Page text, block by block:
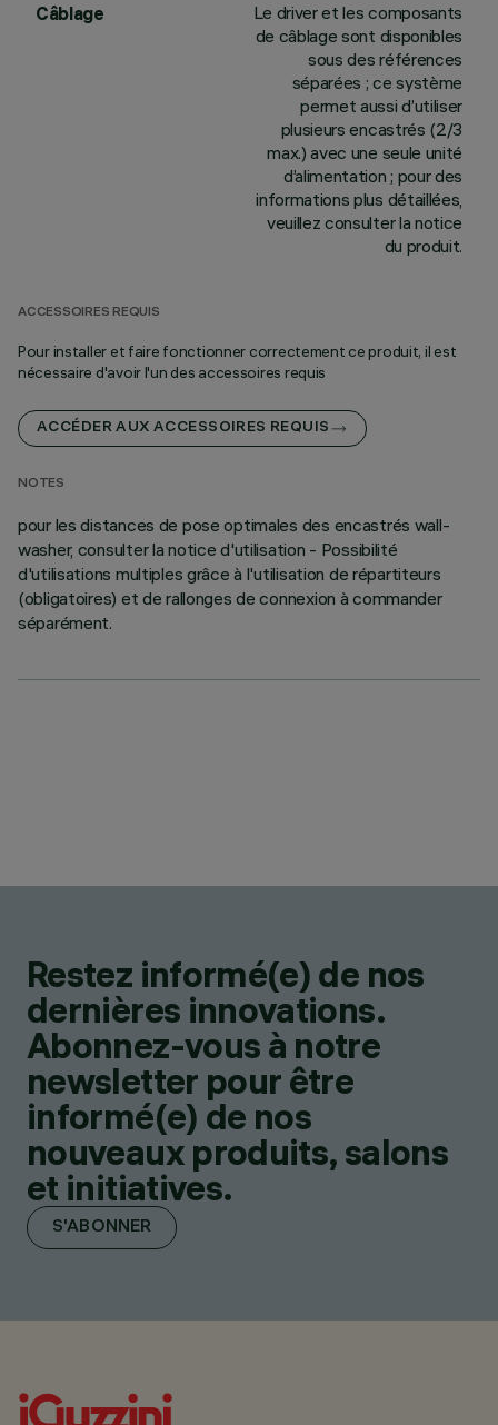
Câblage
Le driver et les composants
de câblage sont disponibles
sous des références
séparées ; ce système
permet aussi d’utiliser
plusieurs encastrés (2/3
max.) avec une seule unité
d’alimentation ; pour des
informations plus détaillées,
veuillez consulter la notice
du produit.
ACCESSOIRES REQUIS
Pour installer et faire fonctionner correctement ce produit, il est
nécessaire d'avoir l'un des accessoires requis
ACCÉDER AUX ACCESSOIRES REQUIS
NOTES
pour les distances de pose optimales des encastrés wall-
washer, consulter la notice d'utilisation - Possibilité
d'utilisations multiples grâce à l'utilisation de répartiteurs
(obligatoires) et de rallonges de connexion à commander
séparément.
Restez informé(e) de nos
dernières innovations.
Abonnez-vous à notre
newsletter pour être
informé(e) de nos
nouveaux produits, salons
et initiatives.
S'ABONNER